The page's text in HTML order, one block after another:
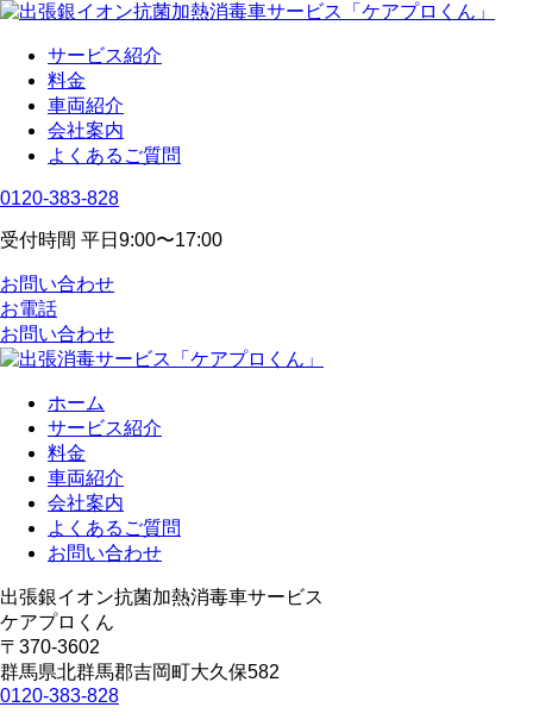
サービス紹介
料金
車両紹介
会社案内
よくあるご質問
0120-383-828
受付時間 平日9:00〜17:00
お問い合わせ
お電話
お問い合わせ
ホーム
サービス紹介
料金
車両紹介
会社案内
よくあるご質問
お問い合わせ
出張銀イオン抗菌加熱消毒車サービス
ケアプロくん
〒370-3602
群馬県北群馬郡吉岡町大久保582
0120-383-828